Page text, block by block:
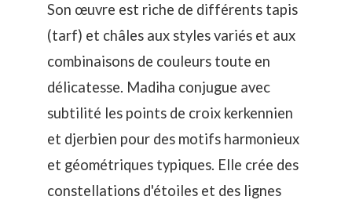
Son œuvre est riche de différents tapis
(tarf) et châles aux styles variés et aux
combinaisons de couleurs toute en
délicatesse. Madiha conjugue avec
subtilité les points de croix kerkennien
et djerbien pour des motifs harmonieux
et géométriques typiques. Elle crée des
constellations d'étoiles et des lignes